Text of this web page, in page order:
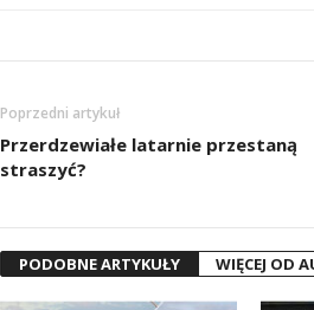
Poprzedni artykuł
Przerdzewiałe latarnie przestaną
straszyć?
PODOBNE ARTYKUŁY WIĘCEJ OD